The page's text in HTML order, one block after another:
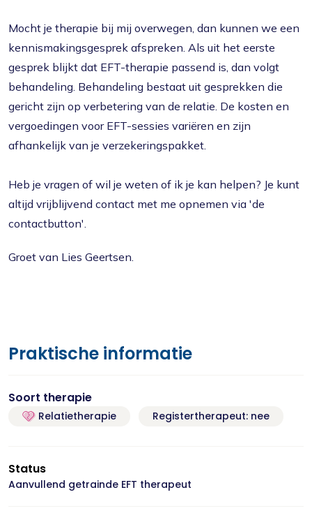
Mocht je therapie bij mij overwegen, dan kunnen we een
kennismakingsgesprek afspreken. Als uit het eerste
gesprek blijkt dat EFT-therapie passend is, dan volgt
behandeling. Behandeling bestaat uit gesprekken die
gericht zijn op verbetering van de relatie. De kosten en
vergoedingen voor EFT-sessies variëren en zijn
afhankelijk van je verzekeringspakket.
Heb je vragen of wil je weten of ik je kan helpen? Je kunt
altijd vrijblijvend contact met me opnemen via 'de
contactbutton'.
Groet van Lies Geertsen.
Praktische informatie
Soort therapie
Relatietherapie Registertherapeut: nee
Status
Aanvullend getrainde EFT therapeut